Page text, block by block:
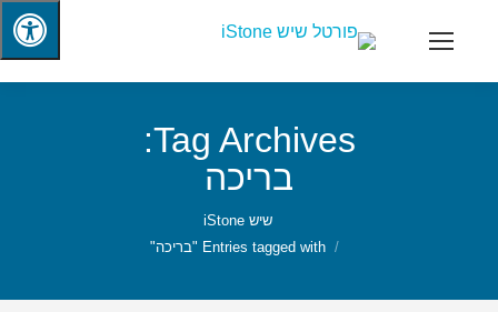
Tag Archives:
בריכה
שיש iStone
Entries tagged with "בריכה"